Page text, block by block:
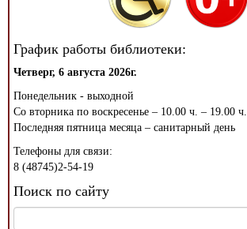
График работы библиотеки:
Четверг, 6 августа 2026г.
Понедельник - выходной
Со вторника по воскресенье – 10.00 ч. – 19.00 ч.
Последняя пятница месяца – санитарный день
Телефоны для связи:
8 (48745)2-54-19
Поиск по сайту